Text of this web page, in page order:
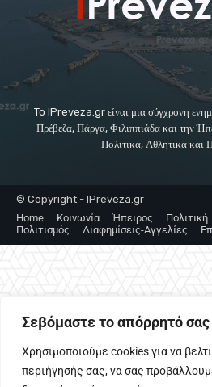
Σεβόμαστε το απόρρητό σας
Χρησιμοποιούμε cookies για να
περιήγησής σας, να σας
To IPreveza.gr είναι μια σύγχρονη
Πρέβεζα, Πάργα, Φιλιππιάδα και την
Πολιτικά, Αθλητικά και
© Copyright - IPreveza.gr
Home
Κοινωνία Ήπειρος Πολιτική
Πολιτισμός
Διαφημίσεις-Αγγελίες